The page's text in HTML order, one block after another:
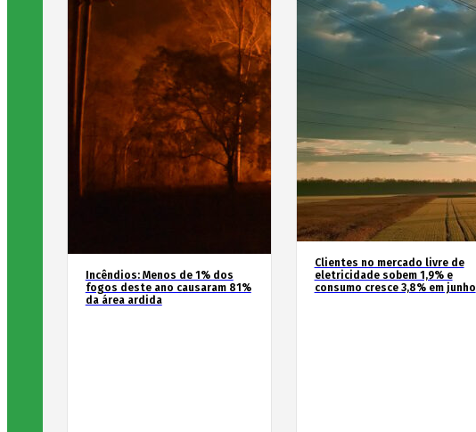
Incêndios: Menos de 1% dos
fogos deste ano causaram 81%
da área ardida
Clientes no mercado livre de
eletricidade sobem 1,9% e
consumo cresce 3,8% em junho